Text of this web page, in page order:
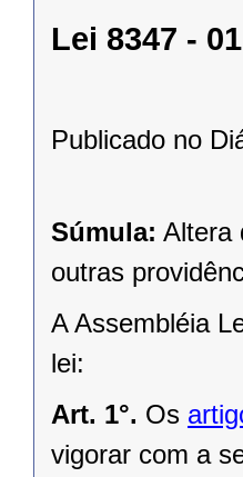
Lei 8347 -
Publicado no
Súmula: Altera
outras
A Assembléia
lei:
Art. 1°. Os
vigorar com a